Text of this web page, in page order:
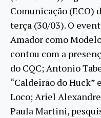
Comunicação (ECO)
terça (30/03). O
Amador como
contou com a
do CQC; Antonio
“Caldeirão do Huck”
Loco; Ariel
Paula Martini,